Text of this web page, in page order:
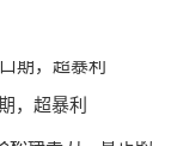
，超暴利